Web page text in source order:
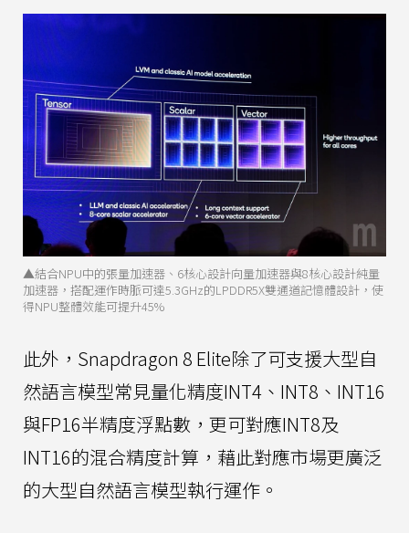
▲結合NPU中的張量加速器、6核心設計向量加速器與8核心設計純量
加速器，搭配運作時脈可達5.3GHz的LPDDR5X雙通道記憶體設計，使
得NPU整體效能可提升45%
此外，Snapdragon 8 Elite除了可支援大型自
然語言模型常見量化精度INT4、INT8、INT16
與FP16半精度浮點數，更可對應INT8及
INT16的混合精度計算，藉此對應市場更廣泛
的大型自然語言模型執行運作。